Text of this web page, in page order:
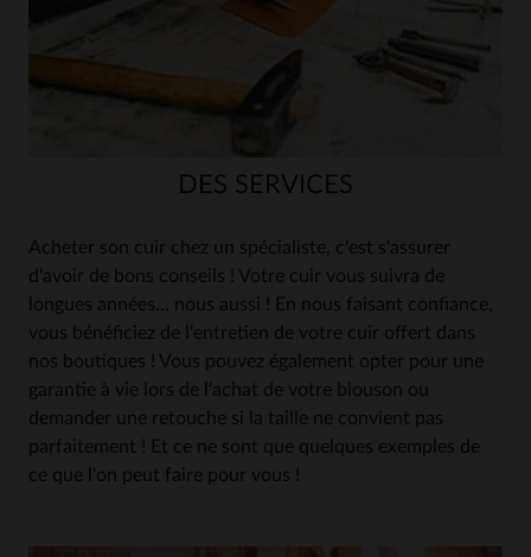
DES SERVICES
Acheter son cuir chez un spécialiste, c'est s'assurer
d'avoir de bons conseils ! Votre cuir vous suivra de
longues années... nous aussi ! En nous faisant confiance,
vous bénéficiez de l'entretien de votre cuir offert dans
nos boutiques ! Vous pouvez également opter pour une
garantie à vie lors de l'achat de votre blouson ou
demander une retouche si la taille ne convient pas
parfaitement ! Et ce ne sont que quelques exemples de
ce que l'on peut faire pour vous !